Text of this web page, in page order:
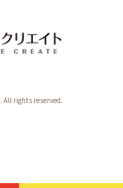
All rights reserved.